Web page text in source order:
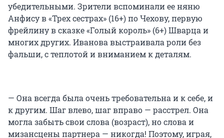
убедительными. Зрители вспоминали ее няню
Анфису в «Трех сестрах» (16+) по Чехову, первую
фрейлину в сказке «Голый король» (6+) Шварца и
многих других. Иванова выстраивала роли без
фальши, с теплотой и вниманием к деталям.
— Она всегда была очень требовательна и к себе, и
к другим. Шаг влево, шаг вправо — расстрел. Она
могла забыть свои слова (возраст), но слова и
мизансцены партнера — никогда! Поэтому, играя,